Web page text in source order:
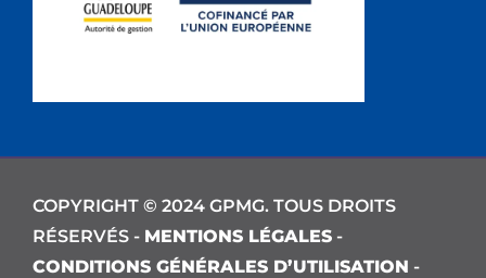
COPYRIGHT © 2024 GPMG. TOUS DROITS
RÉSERVÉS - MENTIONS LÉGALES -
CONDITIONS GÉNÉRALES D’UTILISATION -